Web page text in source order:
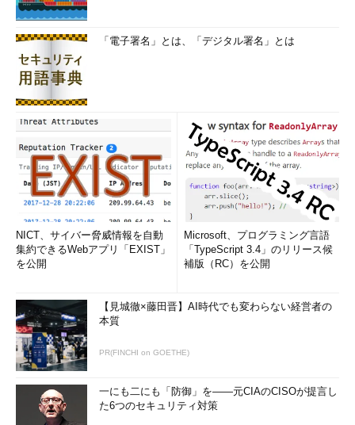
「電子署名」とは、「デジタル署名」とは
NICT、サイバー脅威情報を自動
集約できるWebアプリ「EXIST」
を公開
Microsoft、プログラミング言語
「TypeScript 3.4」のリリース候
補版（RC）を公開
【見城徹×藤田晋】AI時代でも変わらない経営者の
本質
PR(FINCHI on GOETHE)
一にも二にも「防御」を――元CIAのCISOが提言し
た6つのセキュリティ対策